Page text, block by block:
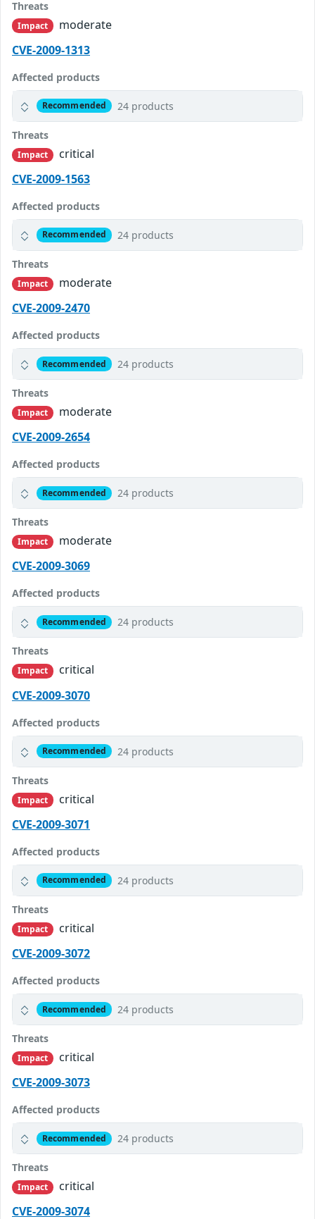
Threats
Impact
moderate
CVE-2009-1313
Affected products
Recommended 24 products
Threats
Impact
critical
CVE-2009-1563
Affected products
Recommended 24 products
Threats
Impact
moderate
CVE-2009-2470
Affected products
Recommended 24 products
Threats
Impact
moderate
CVE-2009-2654
Affected products
Recommended 24 products
Threats
Impact
moderate
CVE-2009-3069
Affected products
Recommended 24 products
Threats
Impact
critical
CVE-2009-3070
Affected products
Recommended 24 products
Threats
Impact
critical
CVE-2009-3071
Affected products
Recommended 24 products
Threats
Impact
critical
CVE-2009-3072
Affected products
Recommended 24 products
Threats
Impact
critical
CVE-2009-3073
Affected products
Recommended 24 products
Threats
Impact
critical
CVE-2009-3074